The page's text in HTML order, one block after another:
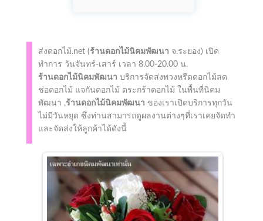
ส่งดอกไม้.net (ร้านดอกไม้นิคมพัฒนา จ.ระยอง) เปิด
ทำการ วันจันทร์-เสาร์ เวลา 8.00-20.00 น.
ร้านดอกไม้นิคมพัฒนา บริการจัดส่งพวงหรีดดอกไม้สด
ช่อดอกไม้ แจกันดอกไม้ ตระกร้าดอกไม้ ในพื้นที่นิคม
พัฒนา ,ร้านดอกไม้นิคมพัฒนา ของเราเปิดบริการทุกวัน
ไม่มีวันหยุด ซึ่งท่านสามารถดูผลงานต่างๆที่เราเคยจัดทำ
และจัดส่งให้ลูกค้าได้ดังนี้